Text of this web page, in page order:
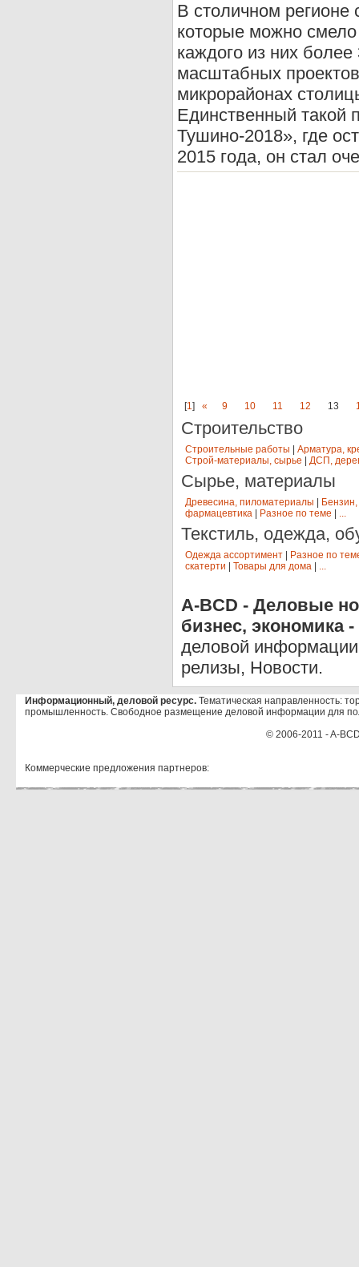
В столичном регионе
которые можно
каждого из них
масштабных
микрорайонах
Единственный такой
Тушино-2018», где
2015 года, он стал
[1] « 9 10 11 12 13
Строительство
Строительные работы
Арматура,
Строй-материалы, сырье
ДСП,
Сырье, материалы
Древесина, пиломатериалы
фармацевтика
Разное по теме ...
Текстиль, одежда,
Одежда ассортимент
Разное по
скатерти
Товары для дома ...
A-BCD - Деловые
бизнес, экономика
деловой
релизы, Новости.
Информационный, деловой ресурс. Тематическая направленность:
промышленность. Свободное размещение деловой информации для
© 2006-2011 - A-
Коммерческие предложения партнеров: